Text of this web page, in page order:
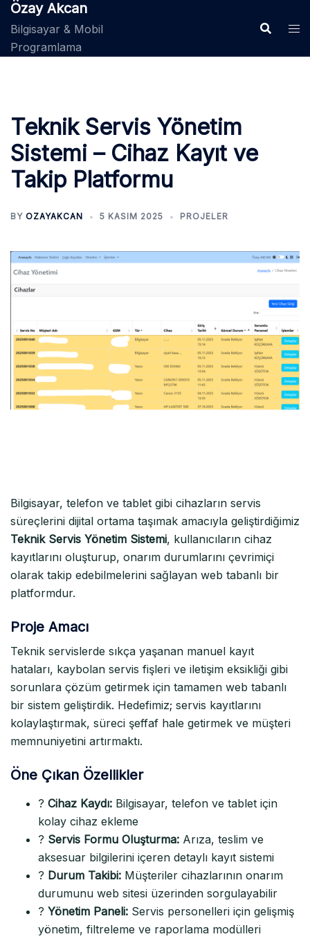
Özay Akcan
Bilgisayar & Mobil
Programlama
Teknik Servis Yönetim
Sistemi – Cihaz Kayıt ve
Takip Platformu
BY OZAYAKCAN 5 KASIM 2025 PROJELER
Bilgisayar, telefon ve tablet gibi cihazların servis
süreçlerini dijital ortama taşımak amacıyla geliştirdiğimiz
Teknik Servis Yönetim Sistemi, kullanıcıların cihaz
kayıtlarını oluşturup, onarım durumlarını çevrimiçi
olarak takip edebilmelerini sağlayan web tabanlı bir
platformdur.
Proje Amacı
Teknik servislerde sıkça yaşanan manuel kayıt
hataları, kaybolan servis fişleri ve iletişim eksikliği gibi
sorunlara çözüm getirmek için tamamen web tabanlı
bir sistem geliştirdik. Hedefimiz; servis kayıtlarını
kolaylaştırmak, süreci şeffaf hale getirmek ve müşteri
memnuniyetini artırmaktı.
Öne Çıkan Özellikler
? Cihaz Kaydı: Bilgisayar, telefon ve tablet için
kolay cihaz ekleme
? Servis Formu Oluşturma: Arıza, teslim ve
aksesuar bilgilerini içeren detaylı kayıt sistemi
? Durum Takibi: Müşteriler cihazlarının onarım
durumunu web sitesi üzerinden sorgulayabilir
? Yönetim Paneli: Servis personelleri için gelişmiş
yönetim, filtreleme ve raporlama modülleri